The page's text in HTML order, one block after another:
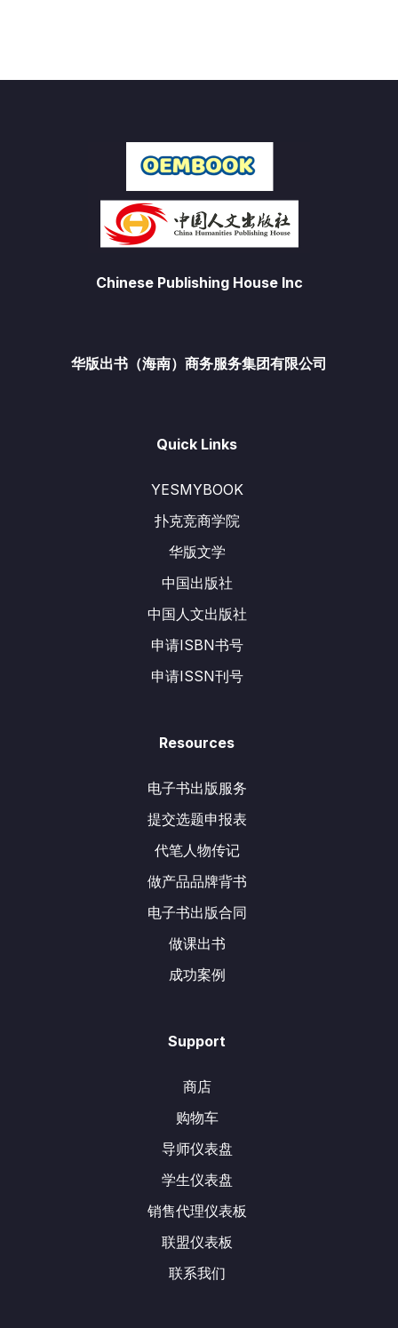
Chinese Publishing House Inc
华版出书（海南）商务服务集团有限公司
Quick Links
YESMYBOOK
扑克竞商学院
华版文学
中国出版社
中国人文出版社
申请ISBN书号
申请ISSN刊号
Resources
电子书出版服务
提交选题申报表
代笔人物传记
做产品品牌背书
电子书出版合同
做课出书
成功案例
Support
商店
购物车
导师仪表盘
学生仪表盘
销售代理仪表板
联盟仪表板
联系我们